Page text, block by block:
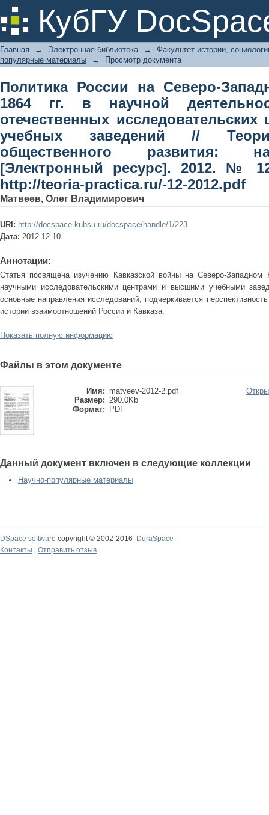
КубГУ
Политика России на Северо-
деятельности современных
высших учебных заведений //
научный журнал [Электронный
Главная → Электронная библиотека →
Факультет истории,
популярные материалы
→ Просмотр документа
Политика России на Северо-
1864 гг. в научной
отечественных
учебных заведений //
общественного развития:
[Электронный ресурс]. 2012. №
http://teoria-practica.ru/-12-2012.pdf
Матвеев, Олег Владимирович
URI: http://docspace.kubsu.ru/docspace/handle/1/223
Дата: 2012-12-10
Аннотации:
Статья посвящена изучению Кавказской войны на Северо-Западном
научными исследовательскими центрами и высшими учебными
основные направления исследований, подчеркивается
истории взаимоотношений России и Кавказа.
Показать полную информацию
Файлы в этом документе
Имя: matveev-2012-2.pdf
Размер: 290.0Kb
Формат:
PDF
Данный документ включен в следующие коллекции
Научно-популярные материалы
DSpace software copyright © 2002-2016
DuraSpace
Контакты
Отправить отзыв